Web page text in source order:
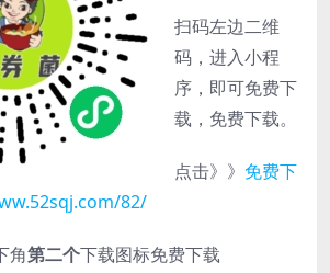
扫码左边二维
码，进入小程
序，即可免费下
载，免费下载。
点击》》 免费下
82/
角第二个下载图标免费下载